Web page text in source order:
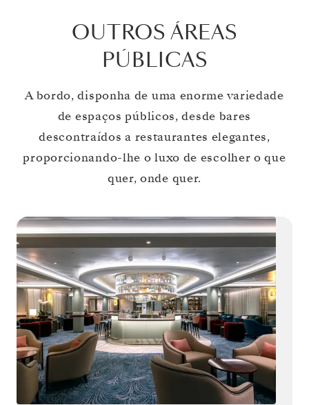
OUTROS ÁREAS
PÚBLICAS
A bordo, disponha de uma enorme variedade
de espaços públicos, desde bares
descontraídos a restaurantes elegantes,
proporcionando-lhe o luxo de escolher o que
quer, onde quer.